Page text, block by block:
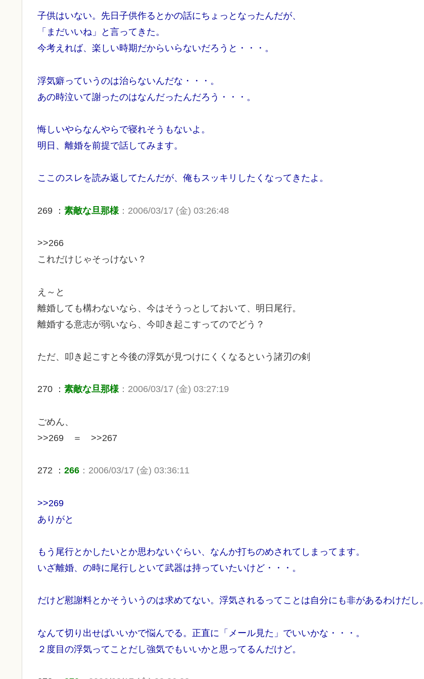
子供はいない。先日子供作るとかの話にちょっとなったんだが、
「まだいいね」と言ってきた。
今考えれば、楽しい時期だからいらないだろうと・・・。
浮気癖っていうのは治らないんだな・・・。
あの時泣いて謝ったのはなんだったんだろう・・・。
悔しいやらなんやらで寝れそうもないよ。
明日、離婚を前提で話してみます。
ここのスレを読み返してたんだが、俺もスッキリしたくなってきたよ。
269 ： 素敵な旦那様 ：2006/03/17 (金) 03:26:48
>>266
これだけじゃそっけない？
え～と
離婚しても構わないなら、今はそうっとしておいて、明日尾行。
離婚する意志が弱いなら、今叩き起こすってのでどう？
ただ、叩き起こすと今後の浮気が見つけにくくなるという諸刃の剣
270 ： 素敵な旦那様：2006/03/17 (金) 03:27:19
ごめん、
>>269 ＝ >>267
272 ： 266 ：2006/03/17 (金) 03:36:11
>>269
ありがと
もう尾行とかしたいとか思わないぐらい、なんか打ちのめされてしまってます。
いざ離婚、の時に尾行しといて武器は持っていたいけど・・・。
だけど慰謝料とかそういうのは求めてない。浮気されるってことは自分にも非があるわけだし。
なんて切り出せばいいかで悩んでる。正直に「メール見た」でいいかな・・・。
２度目の浮気ってことだし強気でもいいかと思ってるんだけど。